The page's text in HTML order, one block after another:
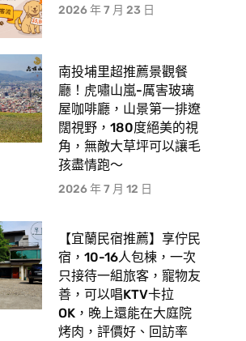
2026 年 7 月 23 日
南投埔里超推薦景觀餐
廳！虎嘯山嵐-厲害玻璃
屋咖啡廳，山景第一排遼
闊視野，180度絕美的視
角，無敵大草坪可以讓毛
孩盡情跑〜
2026 年 7 月 12 日
【宜蘭民宿推薦】享佇民
宿，10-16人包棟，一次
只接待一組旅客，寵物友
善，可以唱KTV卡拉
OK，晚上還能在大庭院
烤肉，評價好、回訪率